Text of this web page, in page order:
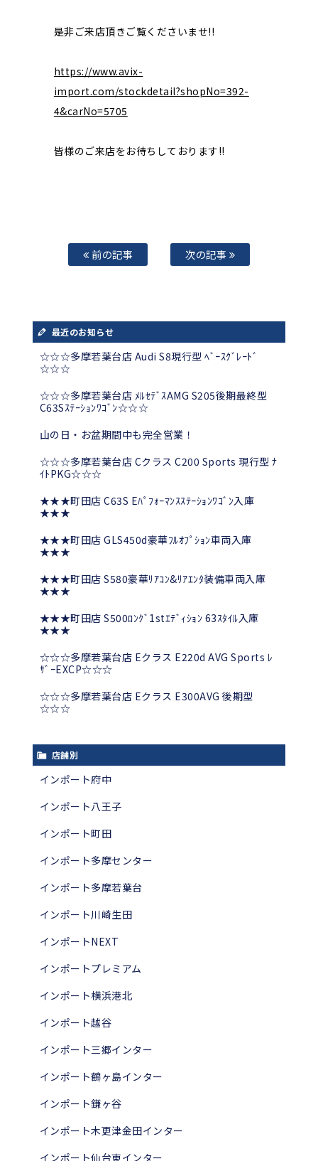
是非ご来店頂きご覧くださいませ!!
https://www.avix-
import.com/stockdetail?shopNo=392-
4&carNo=5705
皆様のご来店をお待ちしております!!
前の記事 次の記事
最近のお知らせ
☆☆☆多摩若葉台店 Audi S8現行型 ﾍﾞｰｽｸﾞﾚｰﾄﾞ
☆☆☆
☆☆☆多摩若葉台店 ﾒﾙｾﾃﾞｽAMG S205後期最終型
C63Sｽﾃｰｼｮﾝﾜｺﾞﾝ☆☆☆
山の日・お盆期間中も完全営業！
☆☆☆多摩若葉台店 Cクラス C200 Sports 現行型 ﾅ
ｲﾄPKG☆☆☆
★★★町田店 C63S Eﾊﾟﾌｫｰﾏﾝｽｽﾃｰｼｮﾝﾜｺﾞﾝ入庫
★★★
★★★町田店 GLS450d豪華ﾌﾙｵﾌﾟｼｮﾝ車両入庫
★★★
★★★町田店 S580豪華ﾘｱｺﾝ&ﾘｱｴﾝﾀ装備車両入庫
★★★
★★★町田店 S500ﾛﾝｸﾞ1stｴﾃﾞｨｼｮﾝ 63ｽﾀｲﾙ入庫
★★★
☆☆☆多摩若葉台店 Eクラス E220d AVG Sports ﾚ
ｻﾞｰEXCP☆☆☆
☆☆☆多摩若葉台店 Eクラス E300AVG 後期型
☆☆☆
店舗別
インポート府中
インポート八王子
インポート町田
インポート多摩センター
インポート多摩若葉台
インポート川崎生田
インポートNEXT
インポートプレミアム
インポート横浜港北
インポート越谷
インポート三郷インター
インポート鶴ヶ島インター
インポート鎌ヶ谷
インポート木更津金田インター
インポート仙台東インター